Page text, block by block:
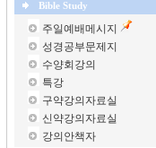
Bible Study
주일예배메시지
성경공부문제지
수양회강의
특강
구약강의자료실
신약강의자료실
강의안책자